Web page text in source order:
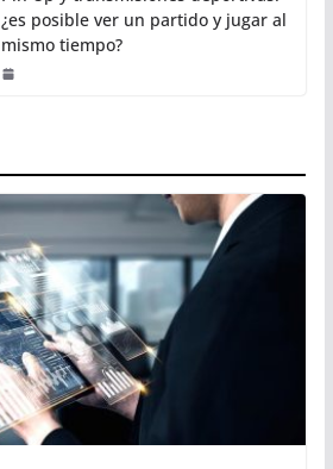
¿es posible ver un partido y jugar al
mismo tiempo?